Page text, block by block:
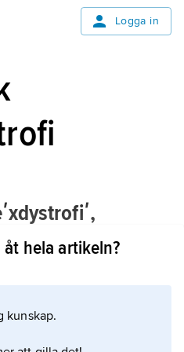
Logga in
svårbehandlad
arm–hand.
i att området ibland
hela artikeln?
kunskap.